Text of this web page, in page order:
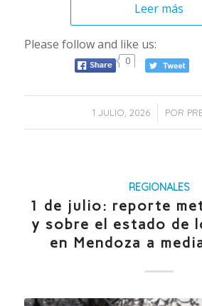
Leer más
Please follow and like us:
0
1 JULIO, 2026
/ POR
REGIONALES
1 de julio: reporte
y sobre el estado de
en Mendoza a